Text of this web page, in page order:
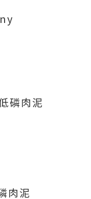
磷肉泥
肉泥